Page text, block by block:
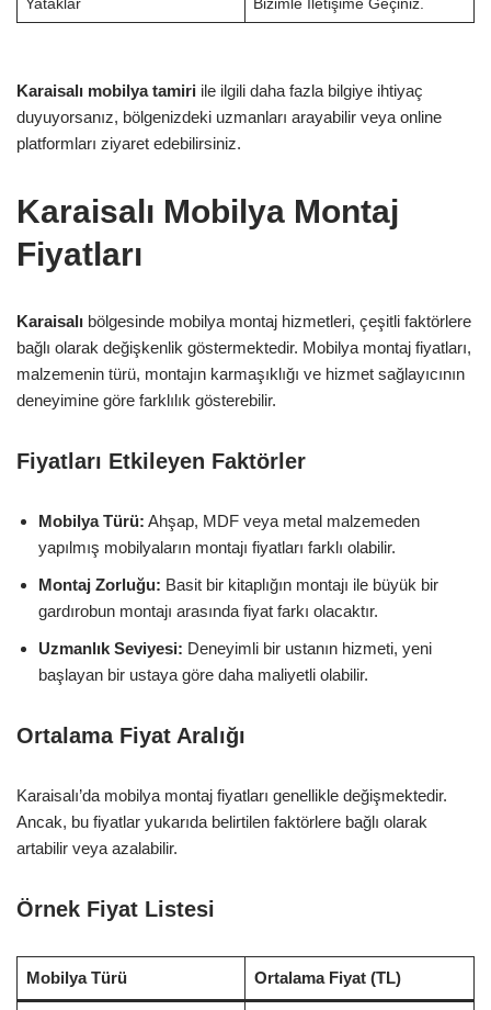
Yataklar Bizimle İletişime Geçiniz.
Karaisalı mobilya tamiri ile ilgili daha fazla bilgiye ihtiyaç
duyuyorsanız, bölgenizdeki uzmanları arayabilir veya online
platformları ziyaret edebilirsiniz.
Karaisalı Mobilya Montaj
Fiyatları
Karaisalı bölgesinde mobilya montaj hizmetleri, çeşitli faktörlere
bağlı olarak değişkenlik göstermektedir. Mobilya montaj fiyatları,
malzemenin türü, montajın karmaşıklığı ve hizmet sağlayıcının
deneyimine göre farklılık gösterebilir.
Fiyatları Etkileyen Faktörler
Mobilya Türü: Ahşap, MDF veya metal malzemeden
yapılmış mobilyaların montajı fiyatları farklı olabilir.
Montaj Zorluğu: Basit bir kitaplığın montajı ile büyük bir
gardırobun montajı arasında fiyat farkı olacaktır.
Uzmanlık Seviyesi: Deneyimli bir ustanın hizmeti, yeni
başlayan bir ustaya göre daha maliyetli olabilir.
Ortalama Fiyat Aralığı
Karaisalı’da mobilya montaj fiyatları genellikle değişmektedir.
Ancak, bu fiyatlar yukarıda belirtilen faktörlere bağlı olarak
artabilir veya azalabilir.
Örnek Fiyat Listesi
Mobilya Türü Ortalama Fiyat (TL)